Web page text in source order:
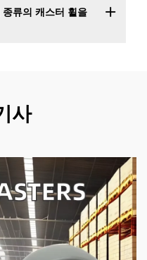
류의 캐스터 휠을
사